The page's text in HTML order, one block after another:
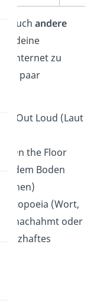
auchandere
, um deine
Internet zu
ein paar
Out Loud (Laut
On the Floor
dem Boden
(Wort,
nachahmt oder
herzhaftes